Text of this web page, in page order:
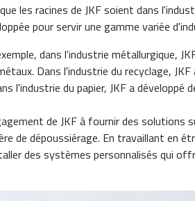
les racines de JKF soient dans
pour servir une gamme variée
dans l'industrie métallurgique,
Dans l'industrie du recyclage,
l'industrie du papier, JKF a développé
de JKF à fournir des solutions
de dépoussiérage. En travaillant en
des systèmes personnalisés qui